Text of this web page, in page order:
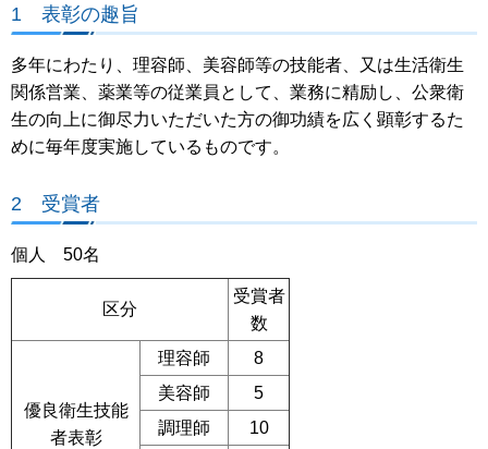
1 表彰の趣旨
多年にわたり、理容師、美容師等の技能者、又は生活衛生
関係営業、薬業等の従業員として、業務に精励し、公衆衛
生の向上に御尽力いただいた方の御功績を広く顕彰するた
めに毎年度実施しているものです。
2 受賞者
個人 50名
区分
受賞者
数
優良衛生技能
者表彰
理容師
8
美容師
5
調理師
10